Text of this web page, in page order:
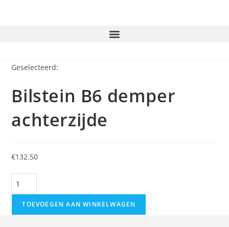
Geselecteerd:
Bilstein B6 demper
achterzijde
€132.50
TOEVOEGEN AAN WINKELWAGEN